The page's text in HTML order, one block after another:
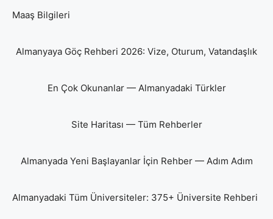
Maaş Bilgileri
Almanyaya Göç Rehberi 2026: Vize, Oturum, Vatandaşlık
En Çok Okunanlar — Almanyadaki Türkler
Site Haritası — Tüm Rehberler
Almanyada Yeni Başlayanlar İçin Rehber — Adım Adım
Almanyadaki Tüm Üniversiteler: 375+ Üniversite Rehberi